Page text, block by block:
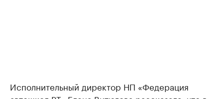
Исполнительный директор НП «Федерация